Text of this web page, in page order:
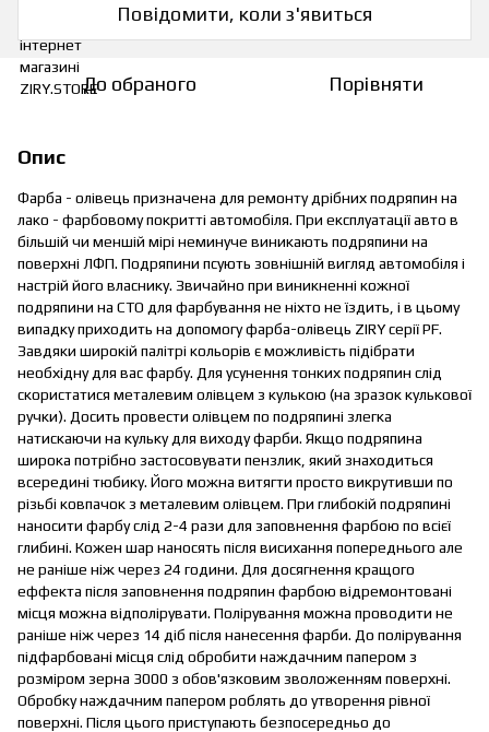
Повідомити, коли з'явиться
До обраного Порівняти
Опис
Фарба - олівець призначена для ремонту дрібних подряпин на
лако - фарбовому покритті автомобіля. При експлуатації авто в
більшій чи меншій мірі неминуче виникають подряпини на
поверхні ЛФП. Подряпини псують зовнішній вигляд автомобіля і
настрій його власнику. Звичайно при виникненні кожної
подряпини на СТО для фарбування не ніхто не їздить, і в цьому
випадку приходить на допомогу фарба-олівець ZIRY серії PF.
Завдяки широкій палітрі кольорів є можливість підібрати
необхідну для вас фарбу. Для усунення тонких подряпин слід
скористатися металевим олівцем з кулькою (на зразок кулькової
ручки). Досить провести олівцем по подряпині злегка
натискаючи на кульку для виходу фарби. Якщо подряпина
широка потрібно застосовувати пензлик, який знаходиться
всередині тюбику. Його можна витягти просто викрутивши по
різьбі ковпачок з металевим олівцем. При глибокій подряпині
наносити фарбу слід 2-4 рази для заповнення фарбою по всієї
глибині. Кожен шар наносять після висихання попереднього але
не раніше ніж через 24 години. Для досягнення кращого
еффекта після заповнення подряпин фарбою відремонтовані
місця можна відполірувати. Полірування можна проводити не
раніше ніж через 14 діб після нанесення фарби. До полірування
підфарбовані місця слід обробити наждачним папером з
розміром зерна 3000 з обов'язковим зволоженням поверхні.
Обробку наждачним папером роблять до утворення рівної
поверхні. Після цього приступають безпосередньо до